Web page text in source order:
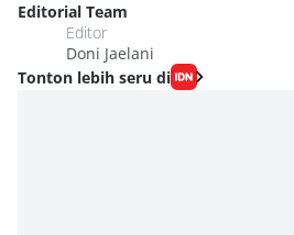
Editorial Team
Editor
Doni Jaelani
Tonton lebih seru di